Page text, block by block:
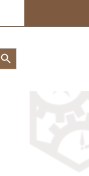
Button